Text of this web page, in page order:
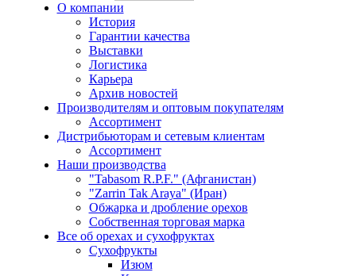
О компании
История
Гарантии качества
Выставки
Логистика
Карьера
Архив новостей
Производителям и оптовым покупателям
Ассортимент
Дистрибьюторам и сетевым клиентам
Ассортимент
Наши производства
"Tabasom R.P.F." (Афганистан)
"Zarrin Tak Araya" (Иран)
Обжарка и дробление орехов
Собственная торговая марка
Все об орехах и сухофруктах
Сухофрукты
Изюм